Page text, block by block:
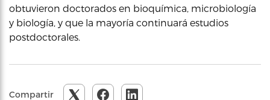
obtuvieron doctorados en bioquímica, microbiología
y biología, y que la mayoría continuará estudios
postdoctorales.
Compartir